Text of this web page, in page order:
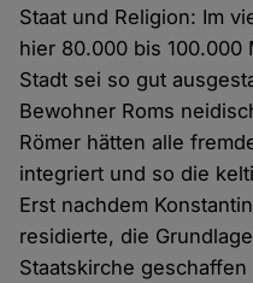
Staat und Religion: Im
hier 80.000 bis
Stadt sei so gut
Bewohner Roms
Römer hätten alle
integriert und so die
Erst nachdem
residierte, die
Staatskirche